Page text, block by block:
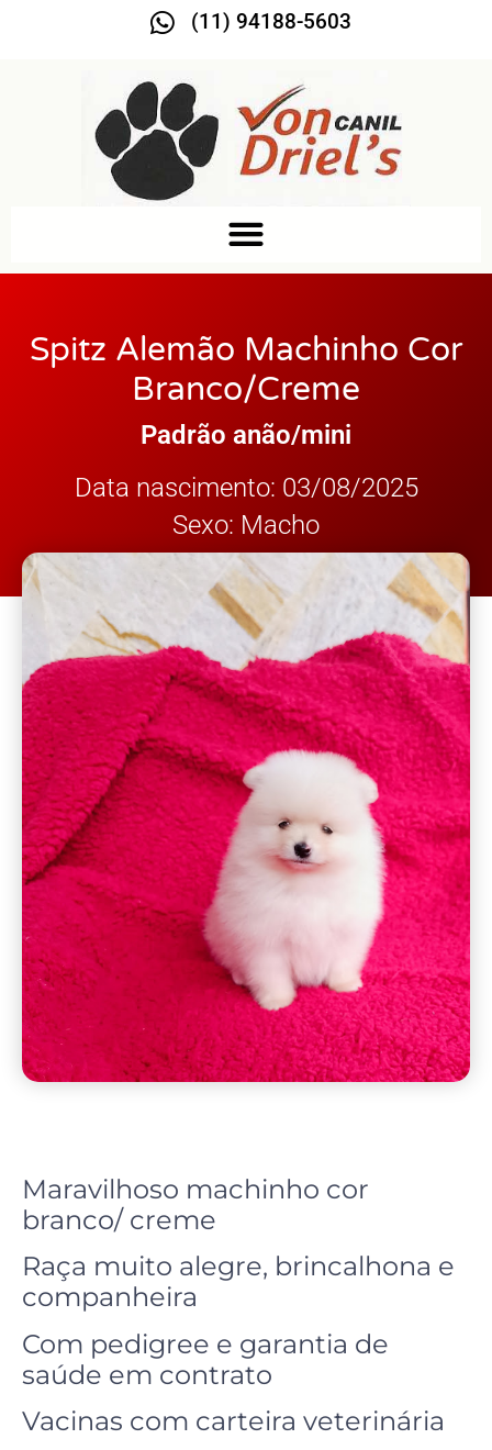
(11) 94188-5603
Spitz Alemão Machinho Cor
Branco/creme
Padrão anão/mini
Data nascimento: 03/08/2025
Sexo: Macho
Maravilhoso machinho cor
branco/ creme
Raça muito alegre, brincalhona e
companheira
Com pedigree e garantia de
saúde em contrato
Vacinas com carteira veterinária